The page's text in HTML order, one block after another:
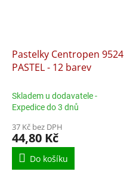
Pastelky Centropen 9524
PASTEL - 12 barev
Skladem u dodavatele -
Expedice do 3 dnů
37 Kč bez DPH
44,80 Kč
Do košíku